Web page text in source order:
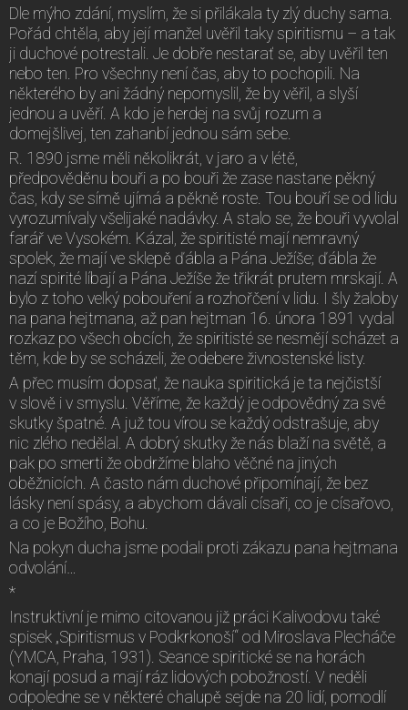
Dle mýho zdání, myslím, že si přilákala ty zlý duchy sama.
Pořád chtěla, aby její manžel uvěřil taky spiritismu – a tak
ji duchové potrestali. Je dobře nestarať se, aby uvěřil ten
nebo ten. Pro všechny není čas, aby to pochopili. Na
některého by ani žádný nepomyslil, že by věřil, a slyší
jednou a uvěří. A kdo je herdej na svůj rozum a
domejšlivej, ten zahanbí jednou sám sebe.
R. 1890 jsme měli několikrát, v jaro a v létě,
předpověděnu bouři a po bouři že zase nastane pěkný
čas, kdy se símě ujímá a pěkně roste. Tou bouří se od lidu
vyrozumívaly všelijaké nadávky. A stalo se, že bouři vyvolal
farář ve Vysokém. Kázal, že spiritisté mají nemravný
spolek, že mají ve sklepě ďábla a Pána Ježíše; ďábla že
nazí spirité líbají a Pána Ježíše že třikrát prutem mrskají. A
bylo z toho velký pobouření a rozhořčení v lidu. I šly žaloby
na pana hejtmana, až pan hejtman 16. února 1891 vydal
rozkaz po všech obcích, že spiritisté se nesmějí scházet a
těm, kde by se scházeli, že odebere živnostenské listy.
A přec musím dopsať, že nauka spiritická je ta nejčistší
v slově i v smyslu. Věříme, že každý je odpovědný za své
skutky špatné. A juž tou vírou se každý odstrašuje, aby
nic zlého nedělal. A dobrý skutky že nás blaží na světě, a
pak po smerti že obdržíme blaho věčné na jiných
oběžnicích. A často nám duchové připomínají, že bez
lásky není spásy, a abychom dávali císaři, co je císařovo,
a co je Božího, Bohu.
Na pokyn ducha jsme podali proti zákazu pana hejtmana
odvolání…
*
Instruktivní je mimo citovanou již práci Kalivodovu také
spisek „Spiritismus v Podkrkonoší“ od Miroslava Plecháče
(YMCA, Praha, 1931). Seance spiritické se na horách
konají posud a mají ráz lidových pobožností. V neděli
odpoledne se v některé chalupě sejde na 20 lidí, pomodlí